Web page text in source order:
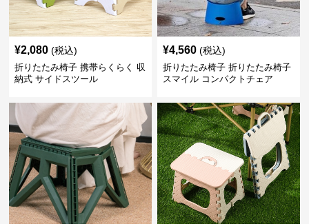
¥2,080 (税込)
折りたたみ椅子 携帯らくらく 収
納式 サイドスツール
¥4,560 (税込)
折りたたみ椅子 折りたたみ椅子
スマイル コンパクトチェア